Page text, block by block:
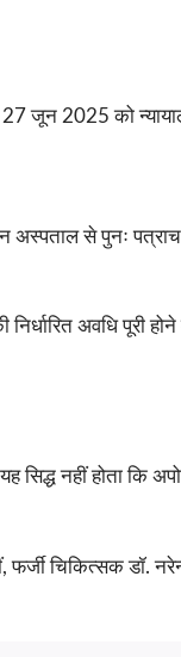
जून 2025 को
से पुनः
अवधि पूरी
यह सिद्ध नहीं होता
चिकित्सक डॉ.